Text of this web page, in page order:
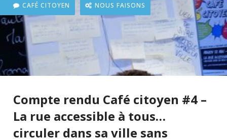
CAFÉ CITOYEN NOUS FAISONS
Compte rendu Café citoyen #4 –
La rue accessible à tous…
circuler dans sa ville sans